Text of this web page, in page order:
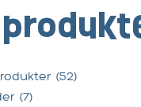
(52)
(7)